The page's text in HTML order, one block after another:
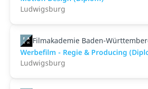
Ludwigsburg
Filmakademie Baden-
Werbefilm - Regie & Producing
Ludwigsburg